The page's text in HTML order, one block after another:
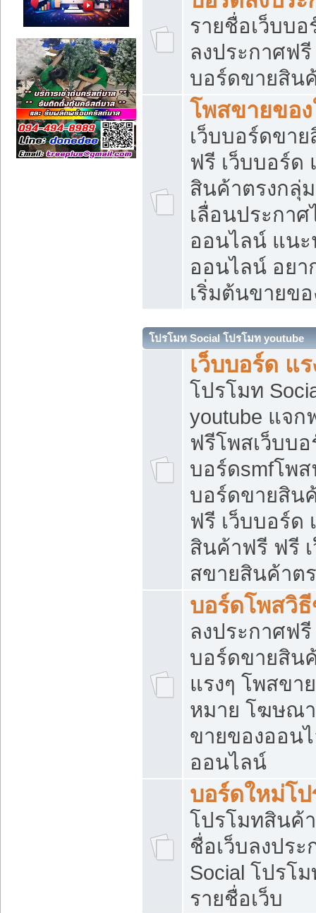
รายชื่อเว็บบ
ลงประกาศฟรี
บอร์ดขายสิน
โพสขายขอ
เว็บบอร์ดขา
ฟรี เว็บบอร์ด
สินค้าตรงกลุ่
เลื่อนประกา
ออนไลน์ แนะ
ออนไลน์ อย
เริ่มต้นขายข
โปรโมท Social โปรโมท youtube
เว็บบอร์ด แร
โปรโมท
youtube แจก
ฟรีโพสเว็บบอ
บอร์ดsmfโพ
บอร์ดขายสิน
ฟรี เว็บบอร์ด
สินค้าฟรี ฟรี
สขายสินค้าต
บอร์ดโพสวิ
ลงประกาศฟรี
บอร์ดขายสิน
แรงๆ โพสขา
หมาย โฆษณ
ขายของออน
ออนไลน์
บอร์ดใหม่โ
โปรโมทสินค้
ชื่อเว็บลงปร
Social โปรโ
รายชื่อเว็บ